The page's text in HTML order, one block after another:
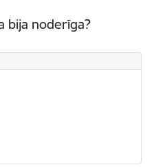
bija noderīga?